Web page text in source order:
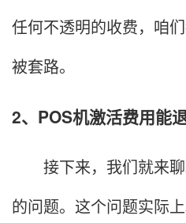
任何不透明的收费，咱
被套路。
2、POS机激活费用能
接下来，我们就来聊
的问题。这个问题实际